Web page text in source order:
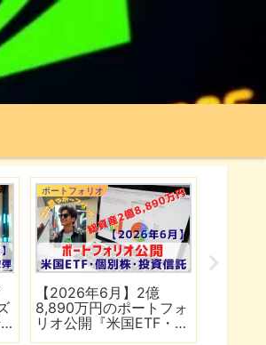
ポートフォリオ
【2026年6月】2億
8,890万円のポートフォ
リオ公開『米国ETF・個